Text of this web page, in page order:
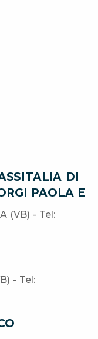
DI
PAOLA E
(VB) - Tel:
- Tel: